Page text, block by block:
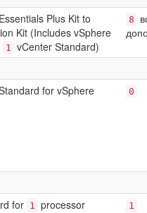
Plus Kit to
Kit (Includes vSphere
1 vCenter Standard)
8
for vSphere 0
for 1 processor 1